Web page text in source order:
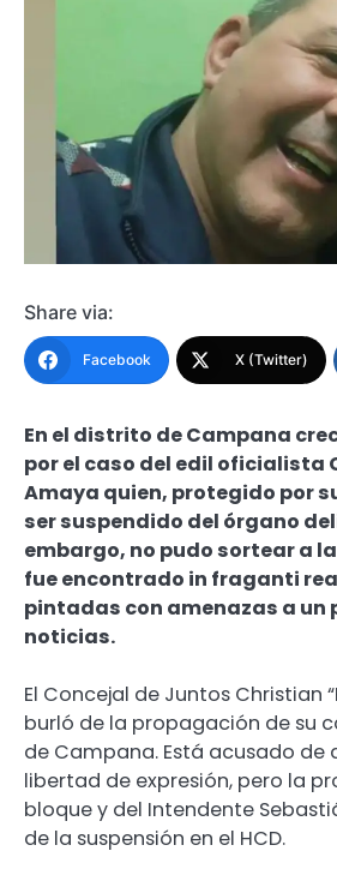
Share via:
Facebook X (Twitter)
En el distrito de Campana
por el caso del edil oficialista
Amaya quien, protegido por
ser suspendido del órgano
embargo, no pudo sortear a
fue encontrado in fraganti
pintadas con amenazas a un
noticias.
El Concejal de Juntos Christian
burló de la propagación de su
de Campana. Está acusado
libertad de expresión, pero la
bloque y del Intendente
de la suspensión en el HCD.